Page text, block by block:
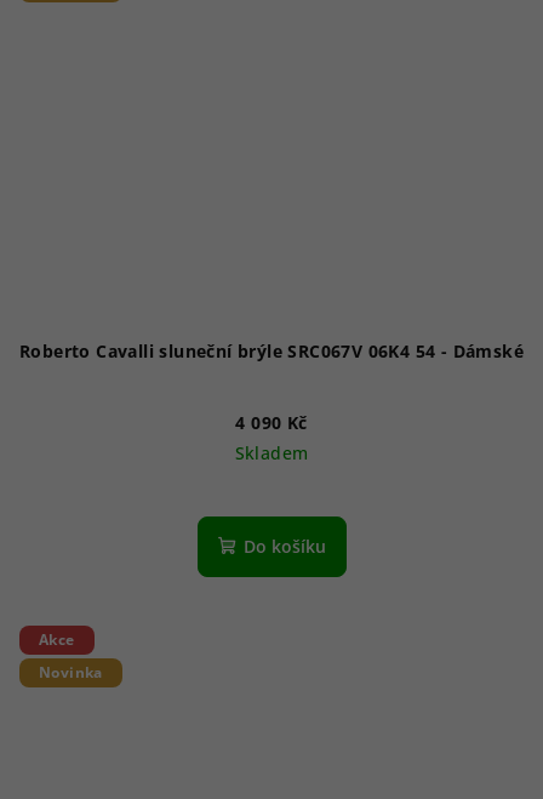
Roberto Cavalli sluneční brýle SRC067V 06K4 54 - Dámské
4 090 Kč
Skladem
Do košíku
Akce
Novinka